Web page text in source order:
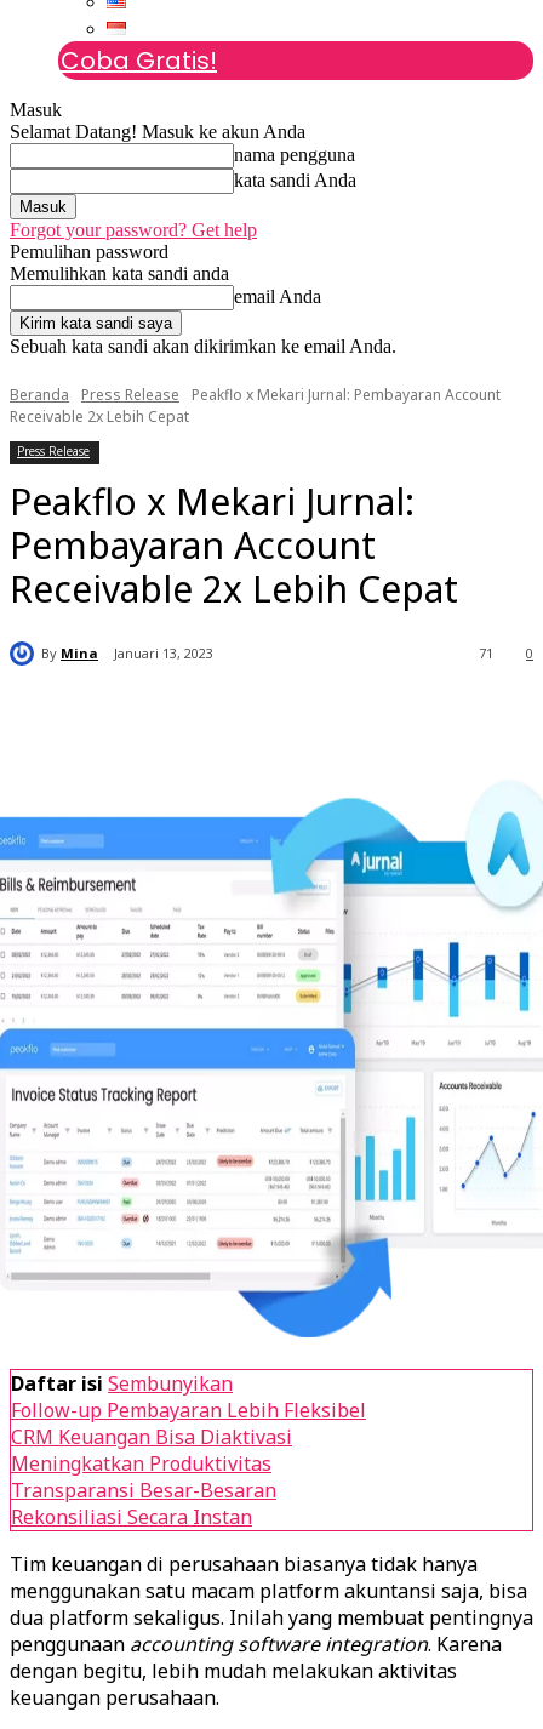
Coba Gratis!
Masuk
Selamat Datang! Masuk ke akun Anda
nama pengguna
kata sandi Anda
Forgot your password? Get help
Pemulihan password
Memulihkan kata sandi anda
email Anda
Sebuah kata sandi akan dikirimkan ke email Anda.
Beranda Press Release
Peakflo x Mekari Jurnal: Pembayaran Account
Receivable 2x Lebih Cepat
Press Release
Peakflo x Mekari Jurnal:
Pembayaran Account
Receivable 2x Lebih Cepat
By Mina Januari 13, 2023 0
71
Daftar isi Sembunyikan
Follow-up Pembayaran Lebih Fleksibel
CRM Keuangan Bisa Diaktivasi
Meningkatkan Produktivitas
Transparansi Besar-Besaran
Rekonsiliasi Secara Instan
Tim keuangan di perusahaan biasanya tidak hanya
menggunakan satu macam platform akuntansi saja, bisa
dua platform sekaligus. Inilah yang membuat pentingnya
penggunaan accounting software integration. Karena
dengan begitu, lebih mudah melakukan aktivitas
keuangan perusahaan.